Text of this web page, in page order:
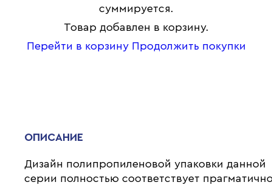
суммируется.
Товар добавлен в корзину.
Перейти в корзину Продолжить покупки
ОПИСАНИЕ
Дизайн полипропиленовой упаковки данной
серии полностью соответствует